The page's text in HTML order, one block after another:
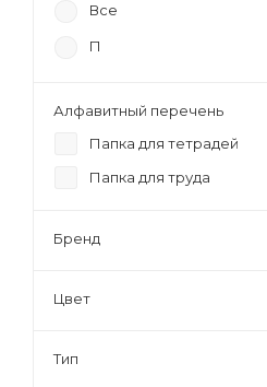
Все
П
Алфавитный перечень
Папка для тетрадей
Папка для труда
Бренд
Цвет
Тип